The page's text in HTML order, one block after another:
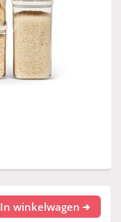
In winkelwagen